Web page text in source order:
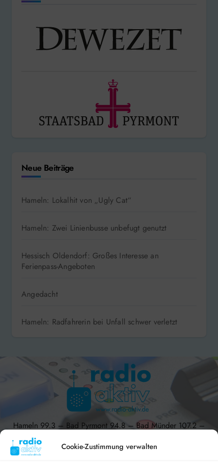
Cookie-Zustimmung verwalten
Neue Beiträge
Hameln: Lokalhit von „Ugly Cat“
Hameln: Zwei Linienbusse unbefugt genutzt
Hessisch Oldendorf: Großes Interesse an
Ferienpass-Angeboten
Angedacht
Hameln: Radfahrerin bei Unfall schwer verletzt
Hameln 99.3 – Bad Pyrmont 94.8 – Bad Münder 107.2 –
DAB+ 9C